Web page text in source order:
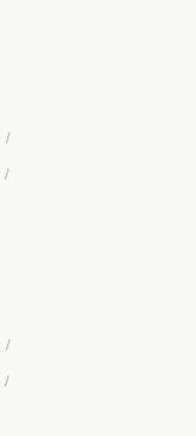
/
/
/
/